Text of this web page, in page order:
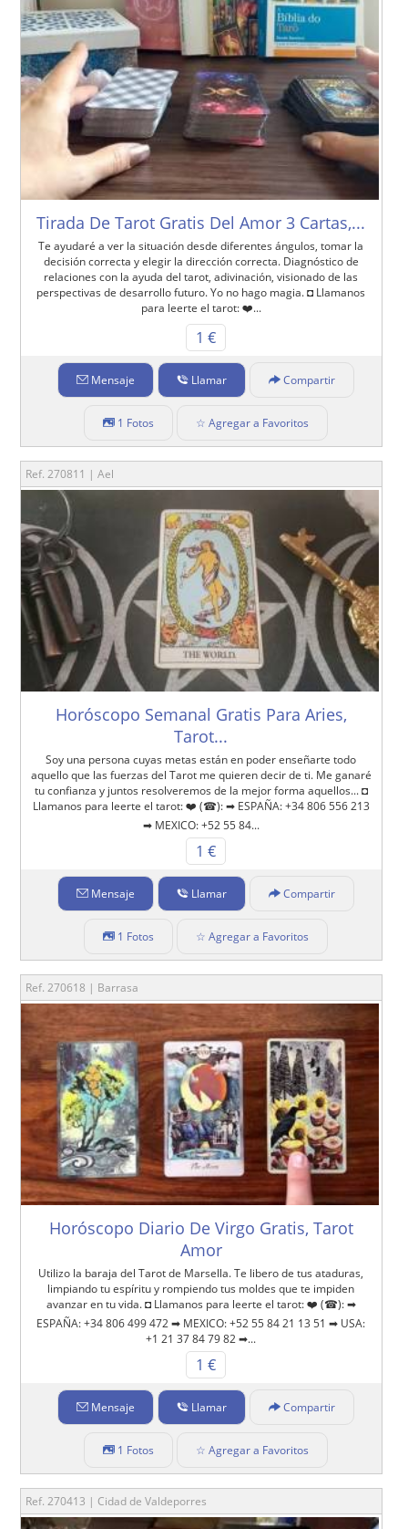
Tirada De Tarot Gratis Del Amor 3 Cartas,...
Te ayudaré a ver la situación desde diferentes ángulos, tomar la
decisión correcta y elegir la dirección correcta. Diagnóstico de
relaciones con la ayuda del tarot, adivinación, visionado de las
perspectivas de desarrollo futuro. Yo no hago magia. ◘ Llamanos
para leerte el tarot: ❤️...
1 €
Mensaje Llamar Compartir
1 Fotos ☆ Agregar a Favoritos
Ref. 270811 | Ael
Horóscopo Semanal Gratis Para Aries,
Tarot...
Soy una persona cuyas metas están en poder enseñarte todo
aquello que las fuerzas del Tarot me quieren decir de ti. Me ganaré
tu confianza y juntos resolveremos de la mejor forma aquellos... ◘
Llamanos para leerte el tarot: ❤️ (☎): ➡ ESPAÑA: +34 806 556 213
➡ MEXICO: +52 55 84...
1 €
Mensaje Llamar Compartir
1 Fotos ☆ Agregar a Favoritos
Ref. 270618 | Barrasa
Horóscopo Diario De Virgo Gratis, Tarot
Amor
Utilizo la baraja del Tarot de Marsella. Te libero de tus ataduras,
limpiando tu espíritu y rompiendo tus moldes que te impiden
avanzar en tu vida. ◘ Llamanos para leerte el tarot: ❤️ (☎): ➡
ESPAÑA: +34 806 499 472 ➡ MEXICO: +52 55 84 21 13 51 ➡ USA:
+1 21 37 84 79 82 ➡...
1 €
Mensaje Llamar Compartir
1 Fotos ☆ Agregar a Favoritos
Ref. 270413 | Cidad de Valdeporres